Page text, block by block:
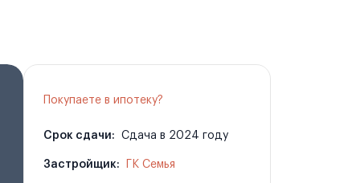
Покупаете в ипотеку?
Срок сдачи: Сдача в 2024 году
Застройщик: ГК Семья